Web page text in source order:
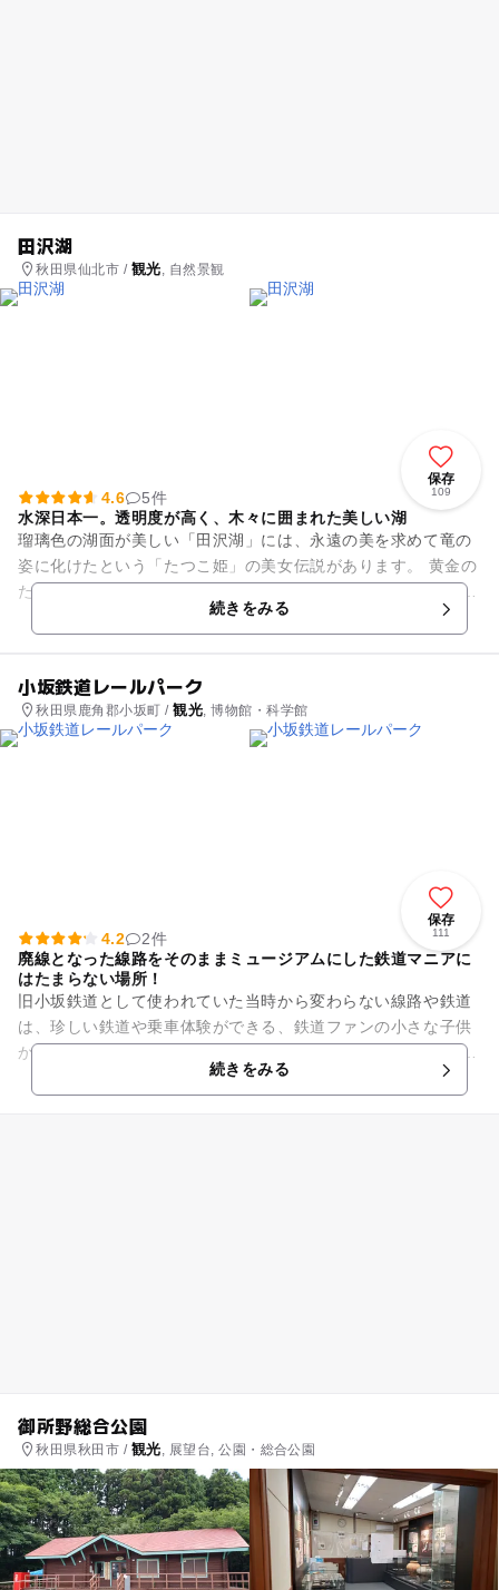
田沢湖
秋田県仙北市 / 観光 , 自然景観
保存
109
4.6
5件
水深日本一。透明度が高く、木々に囲まれた美しい湖
瑠璃色の湖面が美しい「田沢湖」には、永遠の美を求めて竜の
姿に化けたという「たつこ姫」の美女伝説があります。 黄金の
たつこ像と湖のコントラストは絵になります。 湖畔はドライブ
続きをみる
小坂鉄道レールパーク
秋田県鹿角郡小坂町 /観光, 博物館・科学館
保存
111
4.2
2件
廃線となった線路をそのままミュージアムにした鉄道マニアに
はたまらない場所！
旧小坂鉄道として使われていた当時から変わらない線路や鉄道
は、珍しい鉄道や乗車体験ができる、鉄道ファンの小さな子供
から大人まで楽しめるレールパークとなっています。 館内は、
子供も「観て体験して学...続きをみる
御所野総合公園
秋田県秋田市 / 観光, 展望台, 公園・総合公園